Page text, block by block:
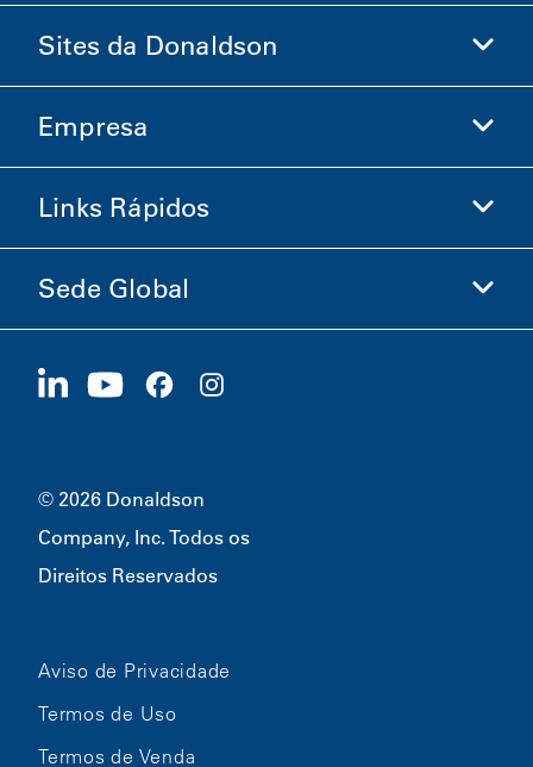
Sites da Donaldson
Donaldson Life Sciences
Loja Donaldson
Empresa
Informações sobre a Empresa
Ética e Conformidade
Carreiras
Links Rápidos
Investidores
Fornecedores
Sustentabilidade
Sede Global
1400 W 94th Street
© 2026 Donaldson
Company, Inc. Todos os
Direitos Reservados
Aviso de Privacidade
Termos de Uso
Termos de Venda